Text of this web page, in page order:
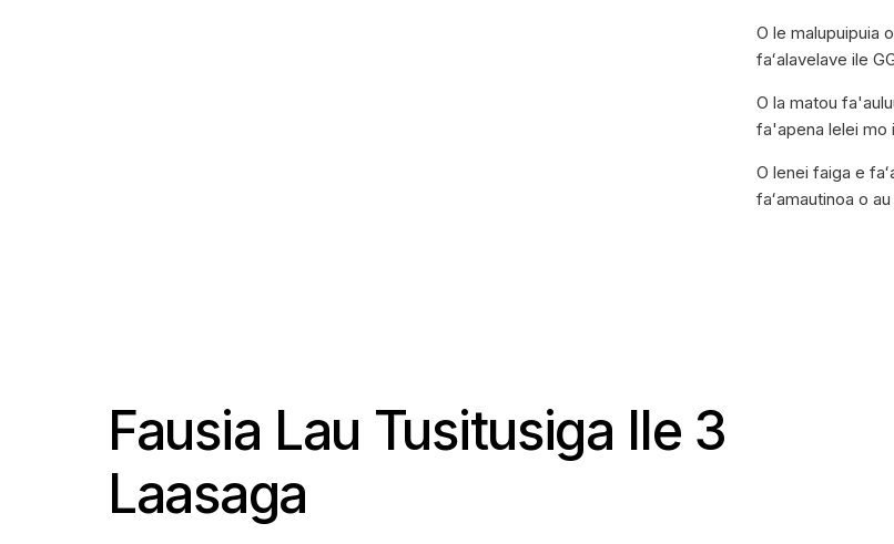
O le malupuipuia
faʻalavelave ile
O la matou
fa'apena lelei mo
O lenei faiga e
faʻamautinoa o
Fausia Lau Tusitusiga Ile 3
Laasaga